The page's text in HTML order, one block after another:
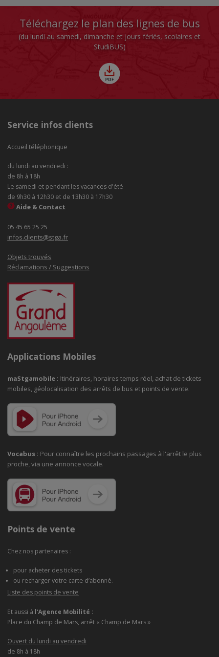
Téléchargez le plan des lignes de bus
(du lundi au samedi, dimanche et jours fériés, scolaires et
StudiBUS)
Service infos clients
Accueil téléphonique
du lundi au vendredi :
de 8h à 18h
Le samedi et pendant les vacances d'été
de 9h30 à 12h30 et de 13h30 à 17h30
Aide & Contact
05 45 65 25 25
infos.clients@stga.fr
Objets trouvés
Réclamations / Suggestions
Applications Mobiles
maStgamobile : Itinéraires, horaires temps réel, achat de tickets
mobiles, géolocalisation des arrêts de bus et points de vente.
Vocabus : Pour connaître les prochains passages à l'arrêt le plus
proche, via une annonce vocale.
Points de vente
Chez nos partenaires :
pour acheter des tickets
ou recharger votre carte d’abonné.
Liste des points de vente
Et aussi à l'Agence Mobilité :
Place du Champ de Mars, arrêt « Champ de Mars »
Ouvert du lundi au vendredi
de 8h à 18h